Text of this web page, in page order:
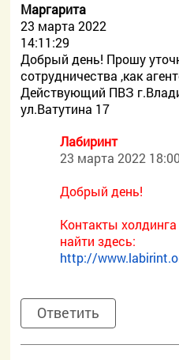
Маргарита
23 марта 2022
14:11:29
Добрый день! Прошу
сотрудничества ,как
Действующий ПВЗ
ул.Ватутина 17
Лабиринт
23 марта 2022
Добрый день!
Контакты
найти здесь:
http://
Ответить